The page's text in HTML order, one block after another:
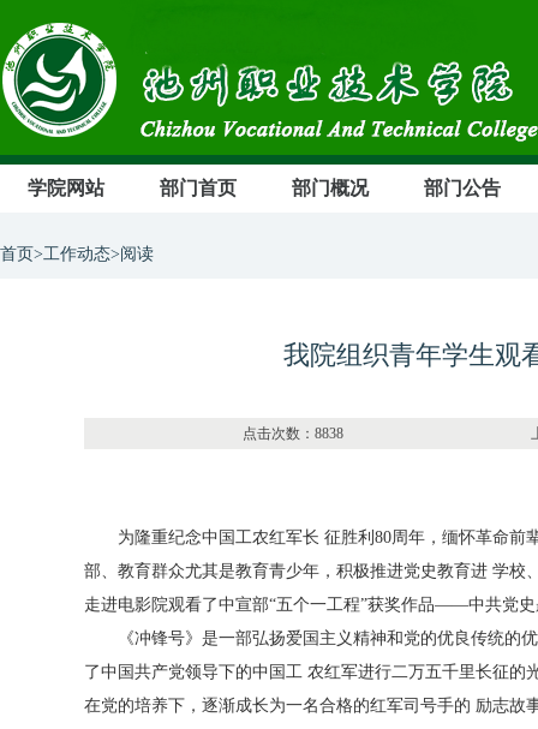
学院网站 部门首页 部门概况 部门公告
首页>工作动态>阅读
我院组织青年学生观
点击次数：8838 上传
为隆重纪念中国工农红军长 征胜利80周年，缅怀革命
部、教育群众尤其是教育青少年，积极推进党史教育进 学校
走进电影院观看了中宣部“五个一工程”获奖作品——中共党
《冲锋号》是一部弘扬爱国主义精神和党的优良传统
了中国共产党领导下的中国工 农红军进行二万五千里长征
在党的培养下，逐渐成长为一名合格的红军司号手的 励志